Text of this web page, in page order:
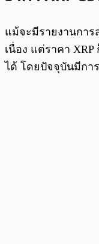
แม้จะมีรายงานกา
เนื่อง แต่ราคา
ได้ โดยปัจจุบันมีกา